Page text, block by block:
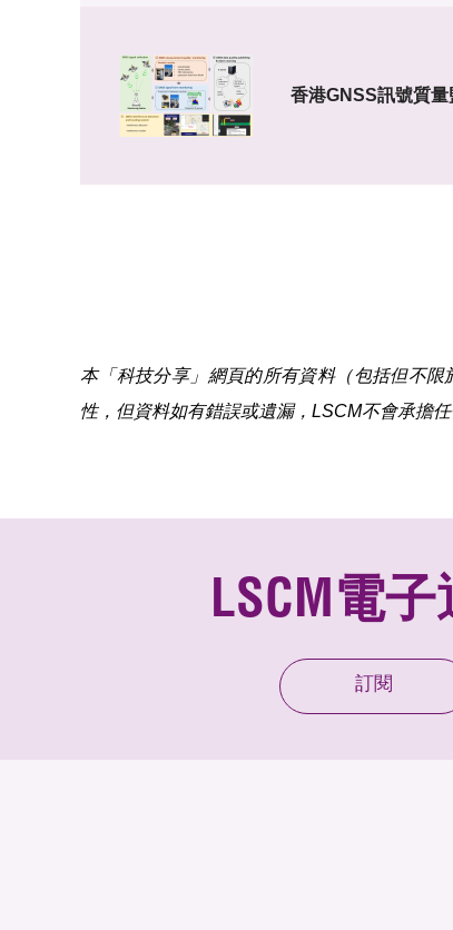
香港GNSS訊號質
本「科技分享」網頁的所有資料（包括但不
性，但資料如有錯誤或遺漏，LSCM不會承擔任
LSCM電
訂閱